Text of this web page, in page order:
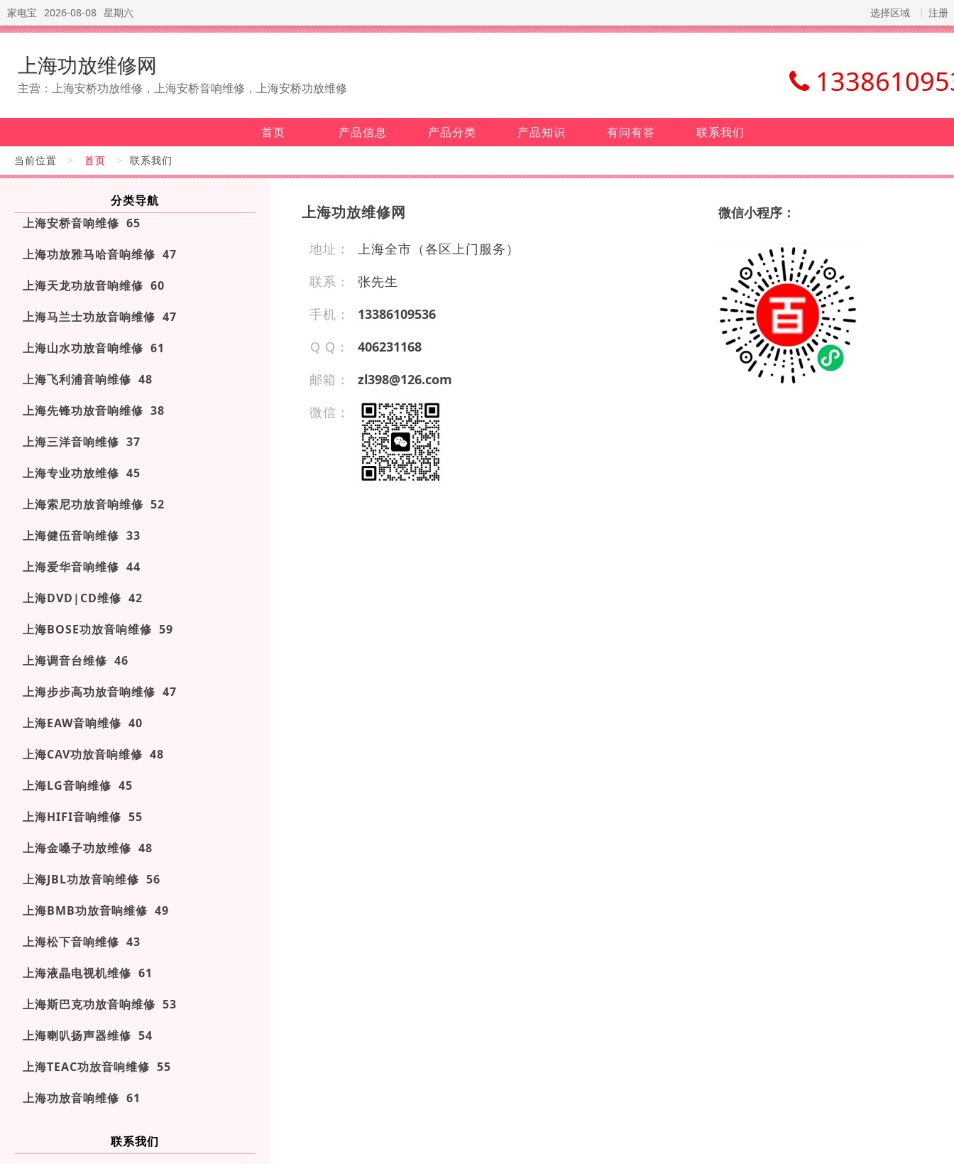
家电宝 2026-08-08 星期六 选择区域 注册
上海功放维修网
主营：上海安桥功放维修，上海安桥音响维修，上海安桥功放维修
首页 产品信息 产品分类 产品知识 有问有答 联系我们
当前位置 > 首页 > 联系我们
分类导航
上海安桥音响维修 65
上海功放雅马哈音响维修 47
上海天龙功放音响维修 60
上海马兰士功放音响维修 47
上海山水功放音响维修 61
上海飞利浦音响维修 48
上海先锋功放音响维修 38
上海三洋音响维修 37
上海专业功放维修 45
上海索尼功放音响维修 52
上海健伍音响维修 33
上海爱华音响维修 44
上海DVD|CD维修 42
上海BOSE功放音响维修 59
上海调音台维修 46
上海步步高功放音响维修 47
上海EAW音响维修 40
上海CAV功放音响维修 48
上海LG音响维修 45
上海HIFI音响维修 55
上海金嗓子功放维修 48
上海JBL功放音响维修 56
上海BMB功放音响维修 49
上海松下音响维修 43
上海液晶电视机维修 61
上海斯巴克功放音响维修 53
上海喇叭扬声器维修 54
上海TEAC功放音响维修 55
上海功放音响维修 61
联系我们
上海功放维修网
地址：
上海全市（各区上门服务）
联系：
张先生
手机：
1 338 6 109 53 6
Q Q：
406231168
邮箱：
zl398@126.com
微信：
微信小程序：